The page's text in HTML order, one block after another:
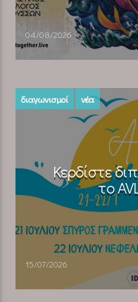
04/08/2026
διαγωνισμοί νέα
Κερδίστε
το
15/07/2026